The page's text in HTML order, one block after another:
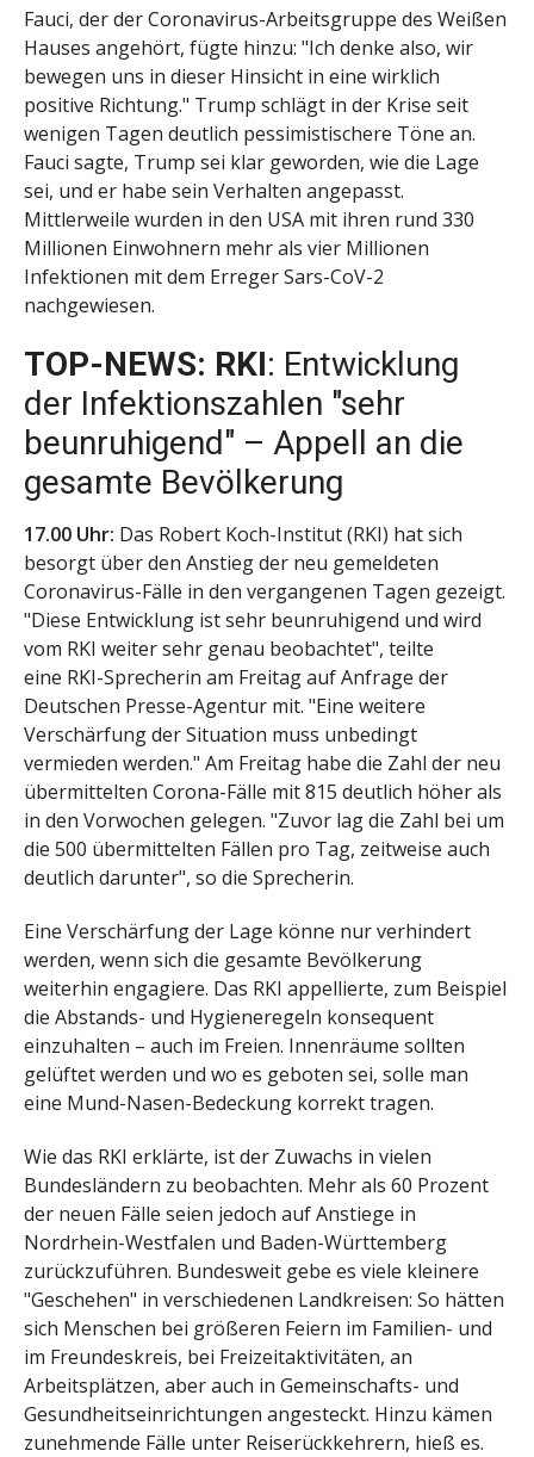
Fauci, der der Coronavirus-Arbeitsgruppe des Weißen
Hauses angehört, fügte hinzu: "Ich denke also, wir
bewegen uns in dieser Hinsicht in eine wirklich
positive Richtung." Trump schlägt in der Krise seit
wenigen Tagen deutlich pessimistischere Töne an.
Fauci sagte, Trump sei klar geworden, wie die Lage
sei, und er habe sein Verhalten angepasst.
Mittlerweile wurden in den USA mit ihren rund 330
Millionen Einwohnern mehr als vier Millionen
Infektionen mit dem Erreger Sars-CoV-2
nachgewiesen.
TOP-NEWS: RKI: Entwicklung
der Infektionszahlen "sehr
beunruhigend" – Appell an die
gesamte Bevölkerung
17.00 Uhr: Das Robert Koch-Institut (RKI) hat sich
besorgt über den Anstieg der neu gemeldeten
Coronavirus-Fälle in den vergangenen Tagen gezeigt.
"Diese Entwicklung ist sehr beunruhigend und wird
vom RKI weiter sehr genau beobachtet", teilte
eine RKI-Sprecherin am Freitag auf Anfrage der
Deutschen Presse-Agentur mit. "Eine weitere
Verschärfung der Situation muss unbedingt
vermieden werden." Am Freitag habe die Zahl der neu
übermittelten Corona-Fälle mit 815 deutlich höher als
in den Vorwochen gelegen. "Zuvor lag die Zahl bei um
die 500 übermittelten Fällen pro Tag, zeitweise auch
deutlich darunter", so die Sprecherin.
Eine Verschärfung der Lage könne nur verhindert
werden, wenn sich die gesamte Bevölkerung
weiterhin engagiere. Das RKI appellierte, zum Beispiel
die Abstands- und Hygieneregeln konsequent
einzuhalten – auch im Freien. Innenräume sollten
gelüftet werden und wo es geboten sei, solle man
eine Mund-Nasen-Bedeckung korrekt tragen.
Wie das RKI erklärte, ist der Zuwachs in vielen
Bundesländern zu beobachten. Mehr als 60 Prozent
der neuen Fälle seien jedoch auf Anstiege in
Nordrhein-Westfalen und Baden-Württemberg
zurückzuführen. Bundesweit gebe es viele kleinere
"Geschehen" in verschiedenen Landkreisen: So hätten
sich Menschen bei größeren Feiern im Familien- und
im Freundeskreis, bei Freizeitaktivitäten, an
Arbeitsplätzen, aber auch in Gemeinschafts- und
Gesundheitseinrichtungen angesteckt. Hinzu kämen
zunehmende Fälle unter Reiserückkehrern, hieß es.